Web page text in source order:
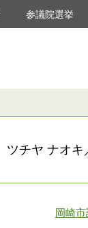
参議院選挙
ツチヤ ナオキ
岡崎